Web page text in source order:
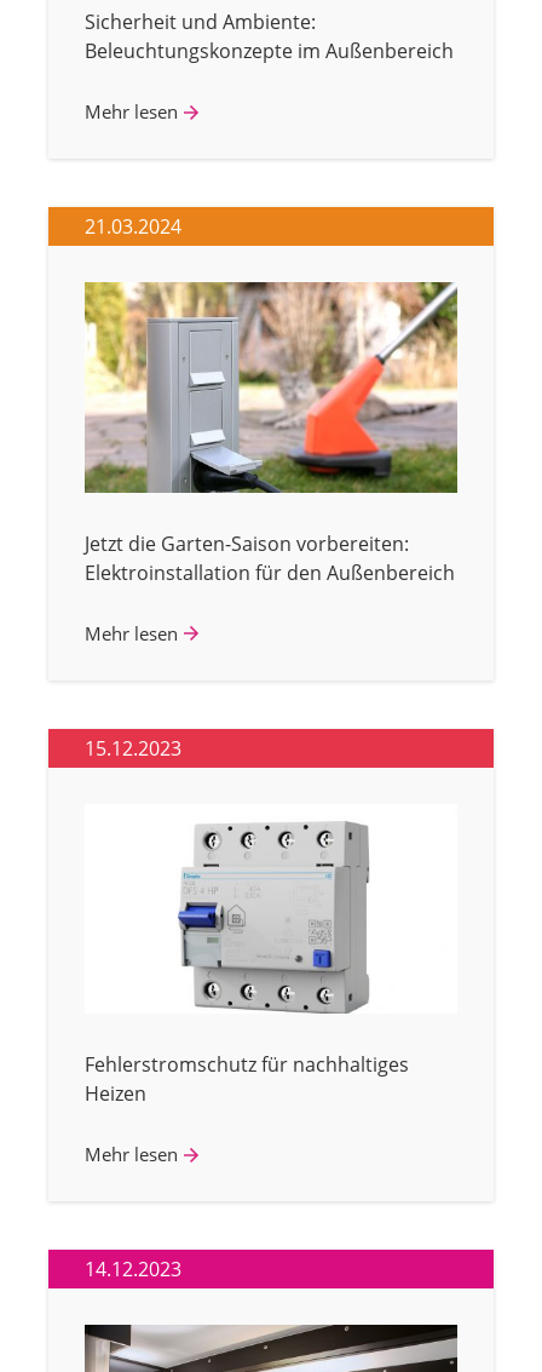
Sicherheit und Ambiente:
Beleuchtungskonzepte im Außenbereich
Mehr lesen
21.03.2024
Jetzt die Garten-Saison vorbereiten:
Elektroinstallation für den Außenbereich
Mehr lesen
15.12.2023
Fehlerstromschutz für nachhaltiges
Heizen
Mehr lesen
14.12.2023